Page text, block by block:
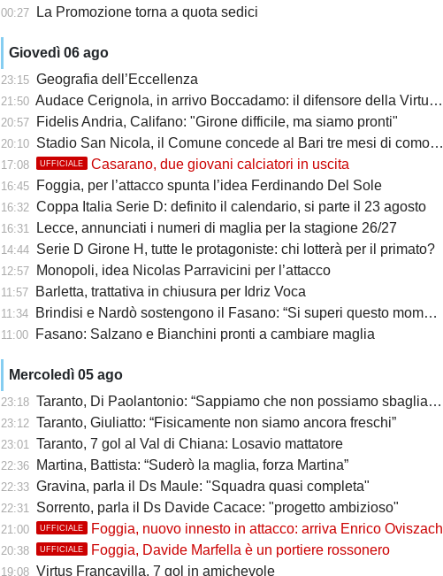
00:27 La Promozione torna a quota sedici
Giovedì 06 ago
23:15 Geografia dell’Eccellenza
21:50 Audace Cerignola, in arrivo Boccadamo: il difensore della Virtus Entella verso il prestito in gialloblù
20:57 Fidelis Andria, Califano: "Girone difficile, ma siamo pronti"
20:10 Stadio San Nicola, il Comune concede al Bari tre mesi di comodato d’uso precario: i dettagli
17:08 UFFICIALE Casarano, due giovani calciatori in uscita
16:45 Foggia, per l’attacco spunta l’idea Ferdinando Del Sole
16:32 Coppa Italia Serie D: definito il calendario, si parte il 23 agosto
16:31 Lecce, annunciati i numeri di maglia per la stagione 26/27
14:44 Serie D Girone H, tutte le protagoniste: chi lotterà per il primato?
12:57 Monopoli, idea Nicolas Parravicini per l’attacco
11:57 Barletta, trattativa in chiusura per Idriz Voca
11:34 Brindisi e Nardò sostengono il Fasano: “Si superi questo momento quanto prima”
11:00 Fasano: Salzano e Bianchini pronti a cambiare maglia
Mercoledì 05 ago
23:18 Taranto, Di Paolantonio: “Sappiamo che non possiamo sbagliare”
23:12 Taranto, Giuliatto: “Fisicamente non siamo ancora freschi”
23:01 Taranto, 7 gol al Val di Chiana: Losavio mattatore
22:36 Martina, Battista: “Suderò la maglia, forza Martina”
22:33 Gravina, parla il Ds Maule: "Squadra quasi completa"
22:31 Sorrento, parla il Ds Davide Cacace: "progetto ambizioso"
21:00 UFFICIALE Foggia, nuovo innesto in attacco: arriva Enrico Oviszach
20:38 UFFICIALE Foggia, Davide Marfella è un portiere rossonero
19:08 Virtus Francavilla, 7 gol in amichevole